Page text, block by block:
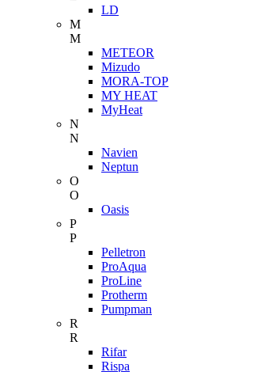
LD
M
M
METEOR
Mizudo
MORA-TOP
MY HEAT
MyHeat
N
N
Navien
Neptun
O
O
Oasis
P
P
Pelletron
ProAqua
ProLine
Protherm
Pumpman
R
R
Rifar
Rispa